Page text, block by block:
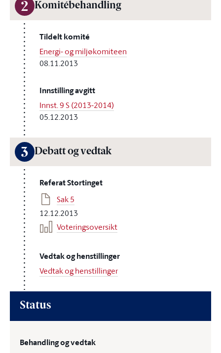
2 Komitébehandling
Tildelt komité
Energi- og miljøkomiteen
08.11.2013
Innstilling avgitt
Innst. 9 S (2013-2014)
05.12.2013
3 Debatt og vedtak
Referat Stortinget
Sak 5
12.12.2013
Voteringsoversikt
Vedtak og henstillinger
Vedtak og henstillinger
Status
Behandling og vedtak